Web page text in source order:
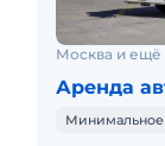
Москва и ещё
Аренда
Минимальное